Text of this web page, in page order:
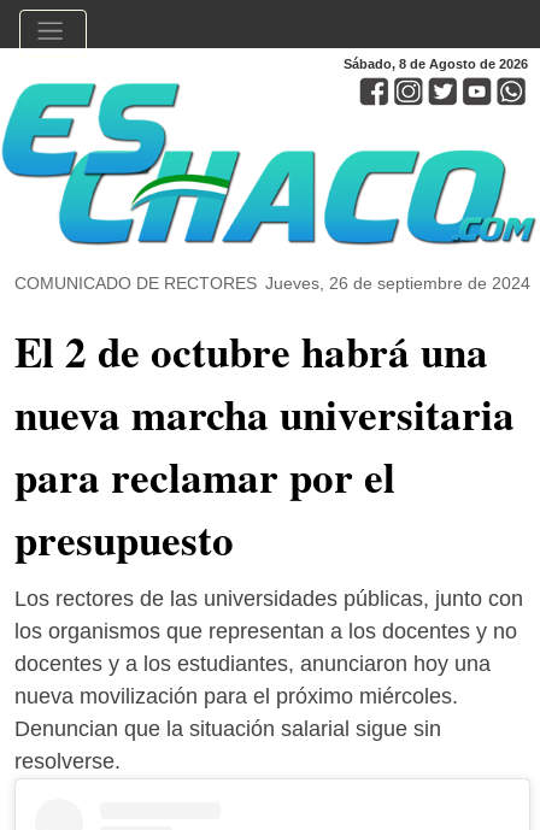
Sábado, 8 de Agosto de 2026
COMUNICADO DE RECTORES Jueves, 26 de septiembre de 2024
El 2 de octubre habrá una
nueva marcha universitaria
para reclamar por el
presupuesto
Los rectores de las universidades públicas, junto con
los organismos que representan a los docentes y no
docentes y a los estudiantes, anunciaron hoy una
nueva movilización para el próximo miércoles.
Denuncian que la situación salarial sigue sin
resolverse.